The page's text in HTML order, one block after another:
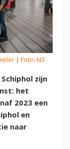
| Foto: NS
zijn
het
2023 een
en
naar